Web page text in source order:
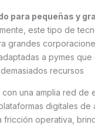
para pequeñas y
este tipo de
grandes
a pymes que
recursos
una amplia red de
digitales de
fricción operativa,